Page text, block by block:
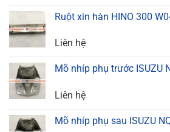
Ruột xin hàn HINO 300
Liên hệ
Mõ nhíp phụ trước ISUZU
Liên hệ
Mõ nhíp phụ sau ISUZU